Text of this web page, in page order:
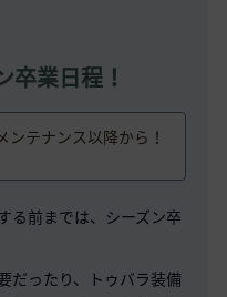
業日程！
テナンス以降から！
る前までは、シーズン卒
だったり、トゥバラ装備